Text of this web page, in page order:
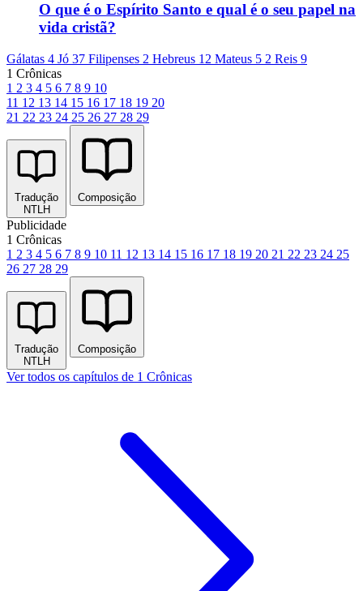
O que é o Espírito Santo e qual é o seu papel na
vida cristã?
Gálatas 4 Jó 37 Filipenses 2 Hebreus 12 Mateus 5 2 Reis 9
1 Crônicas
1 2 3 4 5 6 7 8 9 10
11 12 13 14 15 16 17 18 19 20
21 22 23 24 25 26 27 28 29
Tradução
NTLH
Composição
Publicidade
1 Crônicas
1 2 3 4 5 6 7 8 9 10 11 12 13 14 15 16 17 18 19 20 21 22 23 24 25
26 27 28 29
Tradução
NTLH
Composição
Ver todos os capítulos de 1 Crônicas